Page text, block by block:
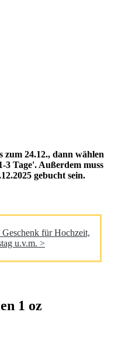
zum 24.12., dann wählen
Tage'. Außerdem muss
gebucht sein.
für Hochzeit,
u.v.m. >
1 oz